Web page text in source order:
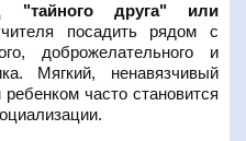
"тайного друга" или
посадить рядом с
доброжелательного и
Мягкий, ненавязчивый
часто становится